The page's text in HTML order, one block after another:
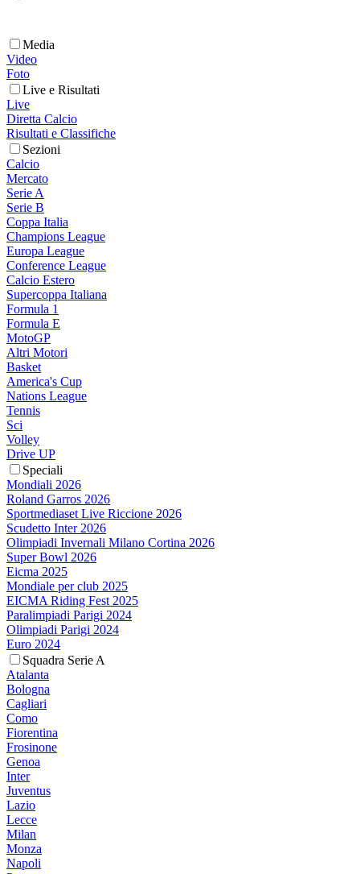
Media
Video
Foto
Live e Risultati
Live
Diretta Calcio
Risultati e Classifiche
Sezioni
Calcio
Mercato
Serie A
Serie B
Coppa Italia
Champions League
Europa League
Conference League
Calcio Estero
Supercoppa Italiana
Formula 1
Formula E
MotoGP
Altri Motori
Basket
America's Cup
Nations League
Tennis
Sci
Volley
Drive UP
Speciali
Mondiali 2026
Roland Garros 2026
Sportmediaset Live Riccione 2026
Scudetto Inter 2026
Olimpiadi Invernali Milano Cortina 2026
Super Bowl 2026
Eicma 2025
Mondiale per club 2025
EICMA Riding Fest 2025
Paralimpiadi Parigi 2024
Olimpiadi Parigi 2024
Euro 2024
Squadra Serie A
Atalanta
Bologna
Cagliari
Como
Fiorentina
Frosinone
Genoa
Inter
Juventus
Lazio
Lecce
Milan
Monza
Napoli